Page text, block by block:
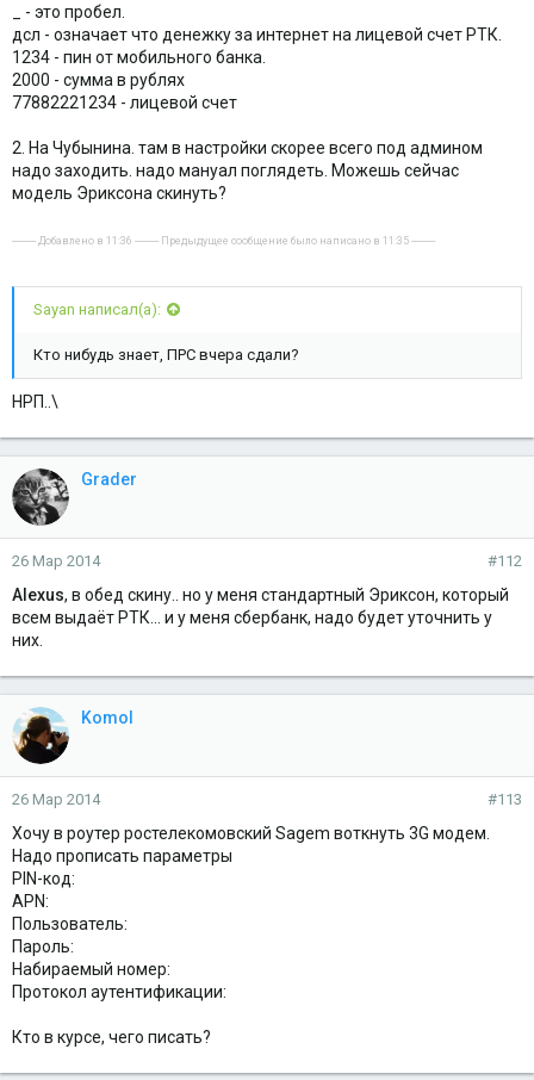
_ - это пробел.
дсл - означает что денежку за интернет на лицевой счет РТК.
1234 - пин от мобильного банка.
2000 - сумма в рублях
77882221234 - лицевой счет
2. На Чубынина. там в настройки скорее всего под админом
надо заходить. надо мануал поглядеть. Можешь сейчас
модель Эриксона скинуть?
---------- Добавлено в 11:36 ---------- Предыдущее сообщение было написано в 11:35 ----------
Sayan написал(а):
Кто нибудь знает, ПРС вчера сдали?
НРП..\
Grader
26 Мар 2014 #112
Alexus, в обед скину.. но у меня стандартный Эриксон, который
всем выдаёт РТК... и у меня сбербанк, надо будет уточнить у
них.
Komol
26 Мар 2014 #113
Хочу в роутер ростелекомовский Sagem воткнуть 3G модем.
Надо прописать параметры
PIN-код:
APN:
Пользователь:
Пароль:
Набираемый номер:
Протокол аутентификации:
Кто в курсе, чего писать?